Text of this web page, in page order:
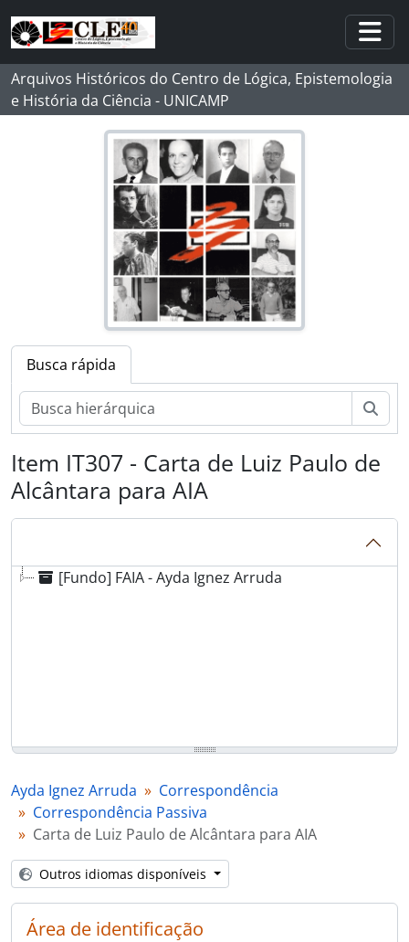
Skip to main content
Arquivos Históricos do Centro de Lógica, Epistemologia
e História da Ciência - UNICAMP
Busca rápida
Item IT307 - Carta de Luiz Paulo de
Alcântara para AIA
[Fundo] FAIA - Ayda Ignez Arruda
Ayda Ignez Arruda
Correspondência
Correspondência Passiva
Carta de Luiz Paulo de Alcântara para AIA
Outros idiomas disponíveis
Área de identificação